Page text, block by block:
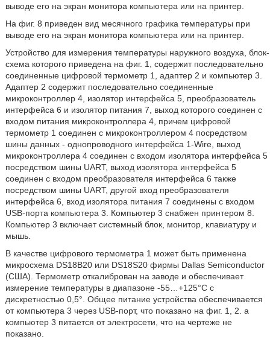
выводе его на экран монитора компьютера или на принтер.
На фиг. 8 приведен вид месячного графика температуры при
выводе его на экран монитора компьютера или на принтер.
Устройство для измерения температуры наружного воздуха, блок-
схема которого приведена на фиг. 1, содержит последовательно
соединенные цифровой термометр 1, адаптер 2 и компьютер 3.
Адаптер 2 содержит последовательно соединенные
микроконтроллер 4, изолятор интерфейса 5, преобразователь
интерфейса 6 и изолятор питания 7, выход которого соединен с
входом питания микроконтроллера 4, причем цифровой
термометр 1 соединен с микроконтроллером 4 посредством
шины данных - однопроводного интерфейса 1-Wire, выход
микроконтроллера 4 соединен с входом изолятора интерфейса 5
посредством шины UART, выход изолятора интерфейса 5
соединен с входом преобразователя интерфейса 6 также
посредством шины UART, другой вход преобразователя
интерфейса 6, вход изолятора питания 7 соединены с входом
USB-порта компьютера 3. Компьютер 3 снабжен принтером 8.
Компьютер 3 включает системный блок, монитор, клавиатуру и
мышь.
В качестве цифрового термометра 1 может быть применена
микросхема DS18B20 или DS18S20 фирмы Dallas Semiconductor
(США). Термометр откалиброван на заводе и обеспечивает
измерение температуры в диапазоне -55…+125°C с
дискретностью 0,5°. Общее питание устройства обеспечивается
от компьютера 3 через USB-порт, что показано на фиг. 1, 2. а
компьютер 3 питается от электросети, что на чертеже не
показано.